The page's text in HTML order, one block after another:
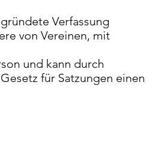
Verfassung
von Vereinen, mit
und kann durch
für Satzungen einen